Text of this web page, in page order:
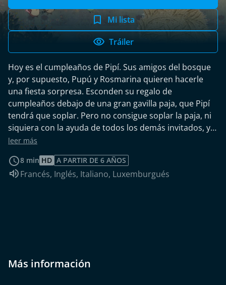
Mi lista
Tráiler
Hoy es el cumpleaños de Pipí. Sus amigos del bosque
y, por supuesto, Pupú y Rosmarina quieren hacerle
una fiesta sorpresa. Esconden su regalo de
cumpleaños debajo de una gran gavilla paja, que Pipí
tendrá que soplar. Pero no consigue soplar la paja, ni
siquiera con la ayuda de todos los demás invitados, y
por eso no puede ver lo que hay escondido debajo. La
sus fuerzas hasta que debajo de la paja se revela una
reluciente bicicleta. Pipí está encantado. Por fin él y sus
leer más
8 min HD A PARTIR DE 6 AÑOS
Idioma de audio:
Francés, Inglés, Italiano, Luxemburgués
Más información